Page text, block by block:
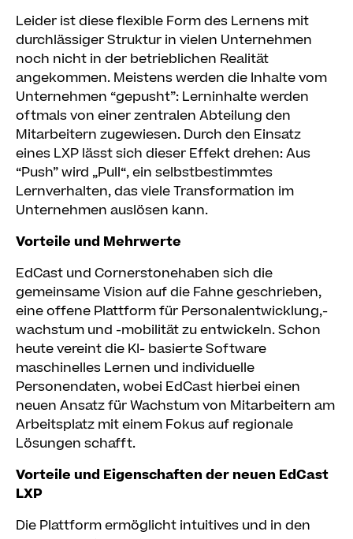
Leider ist diese flexible Form des Lernens mit
durchlässiger Struktur in vielen Unternehmen
noch nicht in der betrieblichen Realität
angekommen. Meistens werden die Inhalte vom
Unternehmen “gepusht”: Lerninhalte werden
oftmals von einer zentralen Abteilung den
Mitarbeitern zugewiesen. Durch den Einsatz
eines LXP lässt sich dieser Effekt drehen: Aus
“Push” wird „Pull“, ein selbstbestimmtes
Lernverhalten, das viele Transformation im
Unternehmen auslösen kann.
Vorteile und Mehrwerte
EdCast und Cornerstonehaben sich die
gemeinsame Vision auf die Fahne geschrieben,
eine offene Plattform für Personalentwicklung,-
wachstum und -mobilität zu entwickeln. Schon
heute vereint die KI- basierte Software
maschinelles Lernen und individuelle
Personendaten, wobei EdCast hierbei einen
neuen Ansatz für Wachstum von Mitarbeitern am
Arbeitsplatz mit einem Fokus auf regionale
Lösungen schafft.
Vorteile und Eigenschaften der neuen EdCast
LXP
Die Plattform ermöglicht intuitives und in den